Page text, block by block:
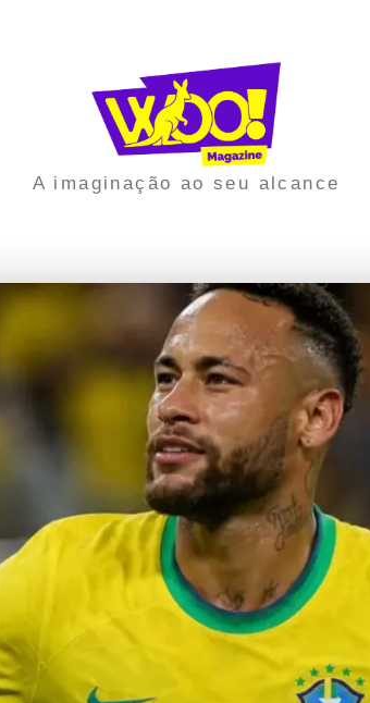
A imaginação ao seu alcance